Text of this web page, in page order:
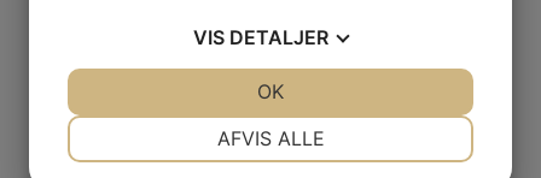
VIS DETALJER
AFVIS ALLE
OK